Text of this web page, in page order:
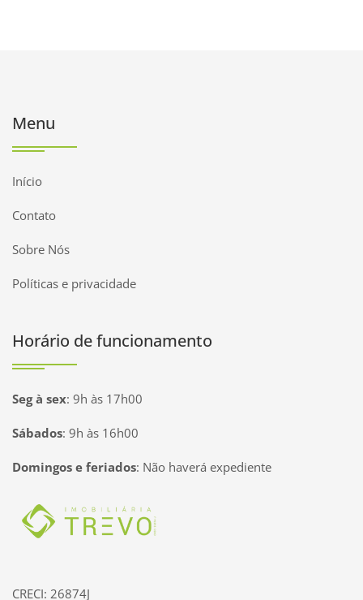
Menu
Início
Contato
Sobre Nós
Políticas e privacidade
Horário de funcionamento
Seg à sex: 9h às 17h00
Sábados: 9h às 16h00
Domingos e feriados: Não haverá expediente
Página inicial
CRECI: 26874J